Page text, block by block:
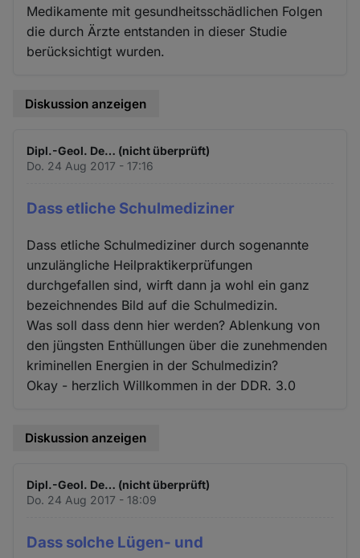
Medikamente mit gesundheitsschädlichen Folgen
die durch Ärzte entstanden in dieser Studie
berücksichtigt wurden.
Diskussion anzeigen
Dipl.-Geol. De… (nicht überprüft)
Do. 24 Aug 2017 - 17:16
Dass etliche Schulmediziner
Dass etliche Schulmediziner durch sogenannte
unzulängliche Heilpraktikerprüfungen
durchgefallen sind, wirft dann ja wohl ein ganz
bezeichnendes Bild auf die Schulmedizin.
Was soll dass denn hier werden? Ablenkung von
den jüngsten Enthüllungen über die zunehmenden
kriminellen Energien in der Schulmedizin?
Okay - herzlich Willkommen in der DDR. 3.0
Diskussion anzeigen
Dipl.-Geol. De… (nicht überprüft)
Do. 24 Aug 2017 - 18:09
Dass solche Lügen- und